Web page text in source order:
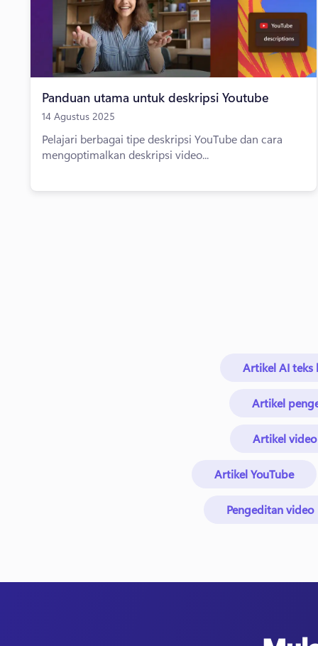
Panduan utama untuk deskripsi Youtube
14 Agustus 2025
Pelajari berbagai tipe deskripsi YouTube dan cara
mengoptimalkan deskripsi video...
Artikel AI teks
Artikel
Artikel
Artikel YouTube
Pengeditan video